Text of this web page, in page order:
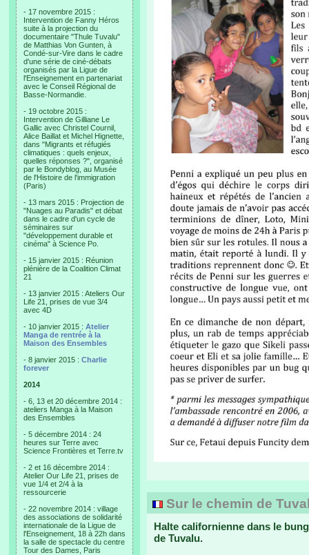
- 17 novembre 2015 :
Intervention de Fanny Héros
suite à la projection du
documentaire "Thule Tuvalu"
de Matthias Von Gunten, à
Condé-sur-Vire dans le cadre
d'une série de ciné-débats
organisés par la Ligue de
l'Enseignement en partenariat
avec le Conseil Régional de
Basse-Normandie.
- 19 octobre 2015 :
Intervention de Gilliane Le
Gallic avec Christel Cournil,
Alice Baillat et Michel Hignette,
dans "Migrants et réfugiés
climatiques : quels enjeux,
quelles réponses ?", organisé
par le Bondyblog, au Musée
de l'Histoire de l'immigration
(Paris)
- 13 mars 2015 : Projection de
"Nuages au Paradis" et débat
dans le cadre d'un cycle de
séminaires sur
"développement durable et
cinéma" à Science Po.
- 15 janvier 2015 : Réunion
plénière de la Coalition Climat
21
- 13 janvier 2015 : Ateliers Our
Life 21, prises de vue 3/4
avec 4D
- 10 janvier 2015 : Atelier
Manga de rentrée à la
Maison des Ensembles
- 8 janvier 2015 : Charlie
forever
2014
- 6, 13 et 20 décembre 2014 :
ateliers Manga à la Maison
des Ensembles
- 5 décembre 2014 : 24
heures sur Terre avec
Science Frontières et Terre.tv
- 2 et 16 décembre 2014 :
Atelier Our Life 21, prises de
vue 1/4 et 2/4 à la
ressourcerie
- 22 novembre 2014 : village
des associations de solidarité
internationale de la Ligue de
l'Enseignement, 18 à 22h dans
la salle de spectacle du centre
Tour des Dames, Paris
Sur le chemin de
Halte californienne dans le
de Tuvalu.